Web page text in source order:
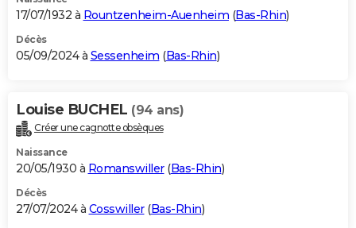
17/07/1932 à Rountzenheim-Auenheim (Bas-Rhin)
Décès
05/09/2024 à Sessenheim (Bas-Rhin)
Louise BUCHEL (94 ans)
Créer une cagnotte obsèques
Naissance
20/05/1930 à Romanswiller(Bas-Rhin)
Décès
27/07/2024 à Cosswiller(Bas-Rhin)